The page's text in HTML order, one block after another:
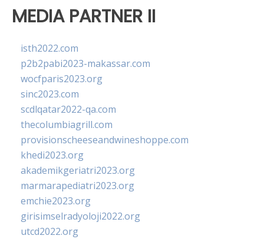
MEDIA PARTNER II
isth2022.com
p2b2pabi2023-makassar.com
wocfparis2023.org
sinc2023.com
scdlqatar2022-qa.com
thecolumbiagrill.com
provisionscheeseandwineshoppe.com
khedi2023.org
akademikgeriatri2023.org
marmarapediatri2023.org
emchie2023.org
girisimselradyoloji2022.org
utcd2022.org